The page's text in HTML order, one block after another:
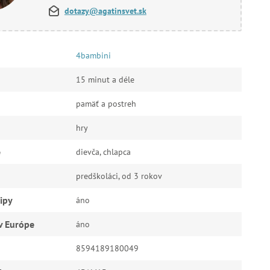
dotazy@agatinsvet.sk
4bambini
15 minut a déle
pamäť a postreh
hry
dievča, chlapca
predškoláci, od 3 rokov
áno
Európe áno
8594189180049